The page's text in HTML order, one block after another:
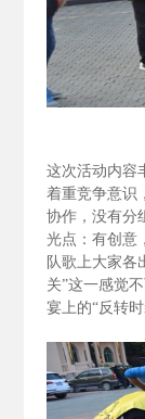
这次活动内容
着重竞争意识
协作，没有分
光点：有创意
队歌上大家各
关”这一感觉
宴上的“反转